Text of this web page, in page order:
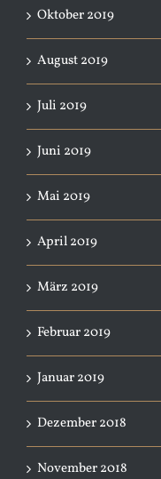
Oktober 2019
August 2019
Juli 2019
Juni 2019
Mai 2019
April 2019
März 2019
Februar 2019
Januar 2019
Dezember 2018
November 2018